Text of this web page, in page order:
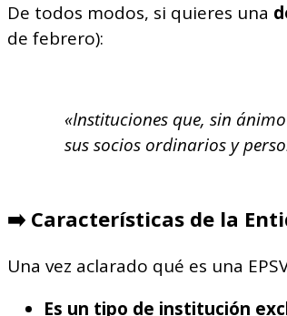
De todos modos, si quieres una
de febrero):
«Instituciones que, sin
sus socios ordinarios y
➡️ Características de la
Una vez aclarado qué es una
Es un tipo de institución